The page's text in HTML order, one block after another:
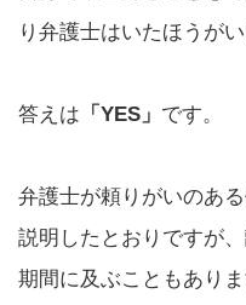
り弁護士はいたほうが
答えは 「YES」 です。
弁護士が頼りがいのあ
説明したとおりですが
期間に及ぶこともあり